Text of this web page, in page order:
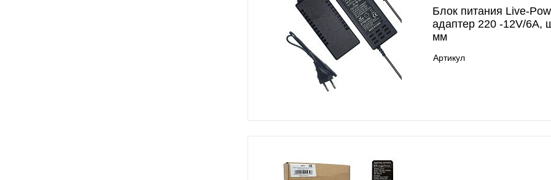
Блок питания Live-
адаптер 220 -12V/6A,
мм
Артикул